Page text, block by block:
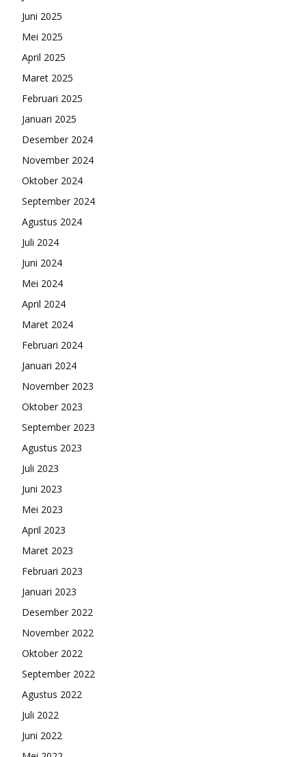
Juni 2025
Mei 2025
April 2025
Maret 2025
Februari 2025
Januari 2025
Desember 2024
November 2024
Oktober 2024
September 2024
Agustus 2024
Juli 2024
Juni 2024
Mei 2024
April 2024
Maret 2024
Februari 2024
Januari 2024
November 2023
Oktober 2023
September 2023
Agustus 2023
Juli 2023
Juni 2023
Mei 2023
April 2023
Maret 2023
Februari 2023
Januari 2023
Desember 2022
November 2022
Oktober 2022
September 2022
Agustus 2022
Juli 2022
Juni 2022